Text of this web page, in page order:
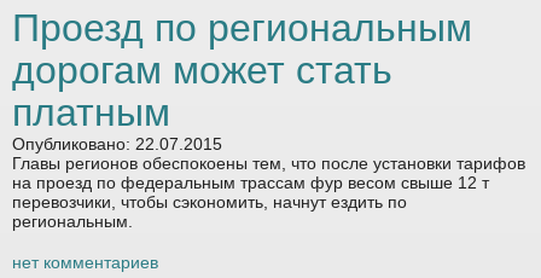
Проезд по региональным
дорогам может стать
платным
Опубликовано: 22.07.2015
Главы регионов обеспокоены тем, что после установки тарифов
на проезд по федеральным трассам фур весом свыше 12 т
перевозчики, чтобы сэкономить, начнут ездить по
региональным.
нет комментариев